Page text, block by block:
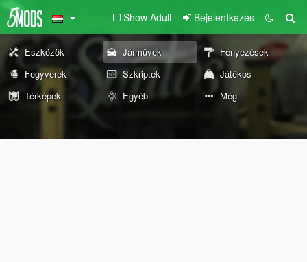
Show Adult Bejelentkezés
Eszközök Járművek
Fényezések
Fegyverek
Szkriptek
Játékos
Térképek
Egyéb Még